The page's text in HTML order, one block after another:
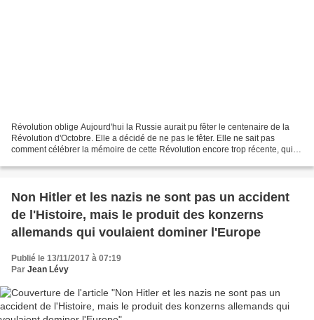
Révolution oblige Aujourd'hui la Russie aurait pu fêter le centenaire de la
Révolution d'Octobre. Elle a décidé de ne pas le fêter. Elle ne sait pas
comment célébrer la mémoire de cette Révolution encore trop récente, qui
Non Hitler et les nazis ne sont pas un accident
de l'Histoire, mais le produit des konzerns
allemands qui voulaient dominer l'Europe
Publié le 13/11/2017 à 07:19
Par Jean Lévy